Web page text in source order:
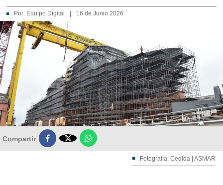
Por: Equipo Digital 16 de Junio 2026
Compartir 
Fotografía: Cedida | ASMAR